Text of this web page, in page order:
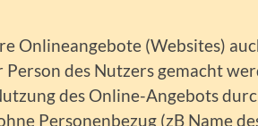
Onlineangebote (Websites)
des Nutzers gemacht
des Online-Angebots
Personenbezug (zB Name